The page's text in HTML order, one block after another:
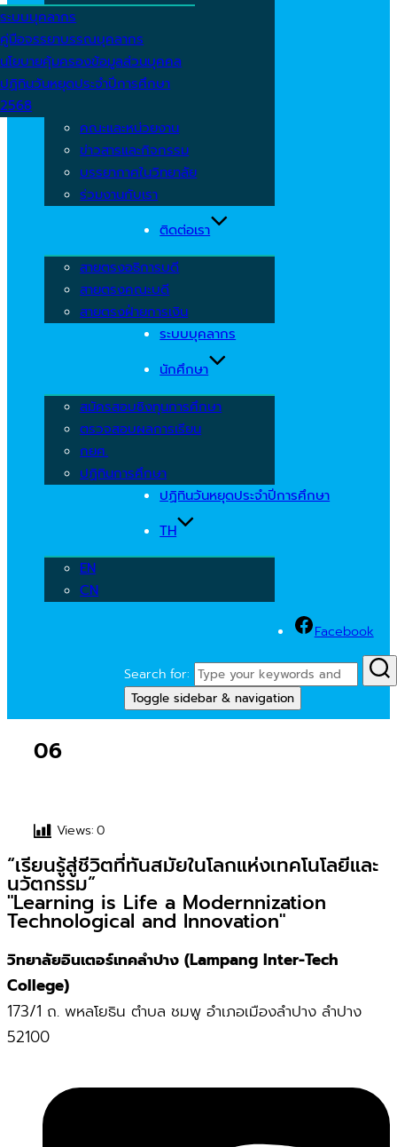
ระบบบุคลากร
คู่มือจรรยาบรรณบุคลากร
นโยบายคุ้มครองข้อมูลส่วนบุคคล
ปฏิทินวันหยุดประจำปีการศึกษา
2568
คณะและหน่วยงาน
ข่าวสารและกิจกรรม
บรรยากาศในวิทยาลัย
ร่วมงานกับเรา
ติดต่อเรา
สายตรงอธิการบดี
สายตรงคณะบดี
สายตรงฝ่ายการเงิน
ระบบบุคลากร
นักศึกษา
สมัครสอบชิงทุนการศึกษา
ตรวจสอบผลการเรียน
กยศ.
ปฏิทินการศึกษา
ปฏิทินวันหยุดประจำปีการศึกษา
TH
EN
CN
Facebook
Search for:
Toggle sidebar & navigation
06
Views:0
“เรียนรู้สู่ชีวิตที่ทันสมัยในโลกแห่งเทคโนโลยีและ
นวัตกรรม”
"Learning is Life a Modernnization
Technological and Innovation"
วิทยาลัยอินเตอร์เทคลำปาง (Lampang Inter-Tech
College)
173/1 ถ. พหลโยธิน ตำบล ชมพู อำเภอเมืองลำปาง ลำปาง
52100